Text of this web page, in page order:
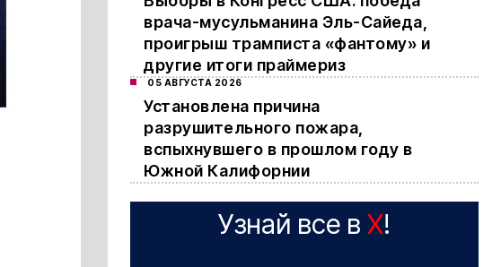
врача-мусульманина Эль-Сайеда,
проигрыш трамписта «фантому» и
другие итоги праймериз
05 АВГУСТА 2026
Установлена причина
разрушительного пожара,
вспыхнувшего в прошлом году в
Южной Калифорнии
Узнай все в X!